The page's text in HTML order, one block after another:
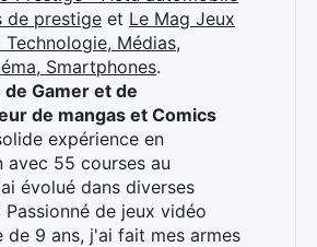
de prestige et Le Mag Jeux
Médias,
Smartphones.
Gamer et de
de mangas et Comics
expérience en
55 courses au
évolué dans diverses
de jeux vidéo
de 9 ans, j'ai fait mes armes